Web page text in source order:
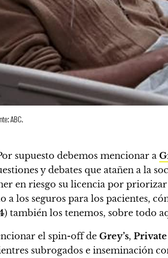
ABC.
supuesto debemos mencionar a
y debates que atañen a la
en riesgo su licencia por priorizar
a los seguros para los pacientes,
) también los tenemos, sobre todo
el spin-off de Grey’s,
subrogados e inseminación